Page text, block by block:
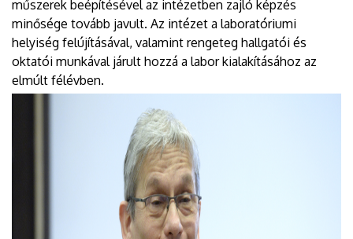
műszerek beépítésével az intézetben zajló képzés
minősége tovább javult. Az intézet a laboratóriumi
helyiség felújításával, valamint rengeteg hallgatói és
oktatói munkával járult hozzá a labor kialakításához az
elmúlt félévben.